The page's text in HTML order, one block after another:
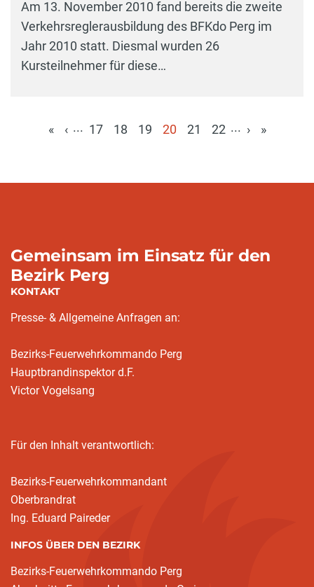
Am 13. November 2010 fand bereits die zweite
Verkehrsreglerausbildung des BFKdo Perg im
Jahr 2010 statt. Diesmal wurden 26
Kursteilnehmer für diese…
« ‹ ... 17 18 19
20
21 22 ... › »
Gemeinsam im Einsatz für den
Bezirk Perg
KONTAKT
Presse- & Allgemeine Anfragen an:
Bezirks-Feuerwehrkommando Perg
Hauptbrandinspektor d.F.
Victor Vogelsang
Für den Inhalt verantwortlich:
Bezirks-Feuerwehrkommandant
Oberbrandrat
Ing. Eduard Paireder
INFOS ÜBER DEN BEZIRK
Bezirks-Feuerwehrkommando Perg